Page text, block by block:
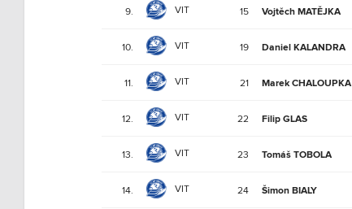
9. VIT 15 Vojtěch MATĚJKA
10. VIT 19 Daniel KALANDRA
11. VIT 21 Marek CHALOUPKA
12. VIT 22 Filip GLAS
13. VIT 23 Tomáš TOBOLA
14. VIT 24 Šimon BIALY